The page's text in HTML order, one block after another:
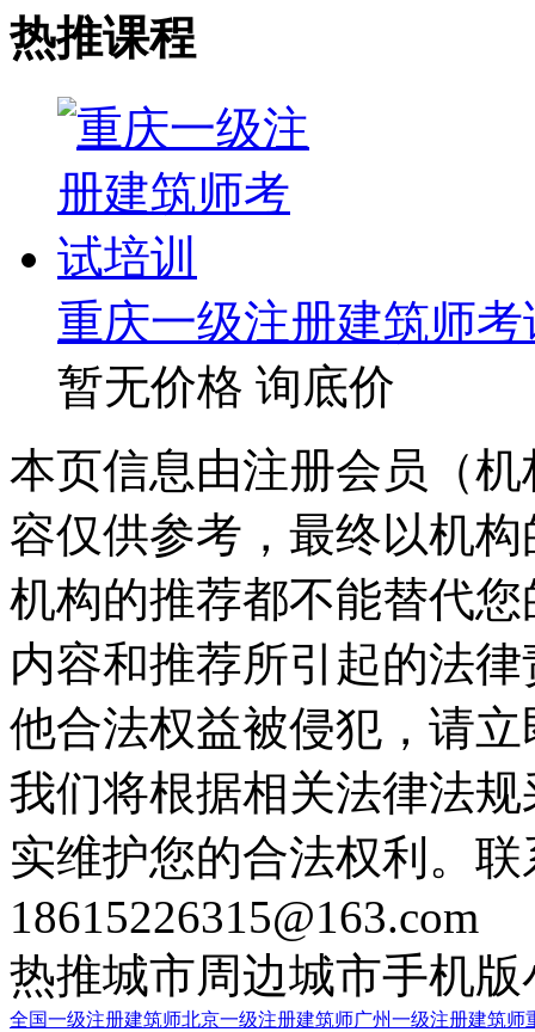
热推课程
重庆一级注册建筑师
暂无价格 询底价
本页信息由注册会员（
容仅供参考，最终以机
机构的推荐都不能替代
内容和推荐所引起的法
他合法权益被侵犯，请
我们将根据相关法律法
实维护您的合法权利。
18615226315@163.com
热推城市周边城市手机版
全国一级注册建筑师北京一级注册建筑师广州一级注册建筑师